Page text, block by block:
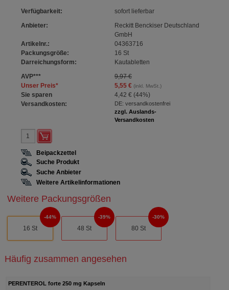
Verfügbarkeit:
sofort lieferbar
Anbieter:
Reckitt Benckiser Deutschland
GmbH
Artikelnr.:
04363716
Packungsgröße:
16 St
Darreichungsform:
Kautabletten
AVP***
9,97 €
Unser Preis* 5,55 €(inkl. MwSt.)
Sie sparen 4,42 € (44%)
Versandkosten:
DE: versandkostenfrei
zzgl. Auslands-
Versandkosten
Beipackzettel
Suche Produkt
Suche Anbieter
Weitere Artikelinformationen
Weitere Packungsgrößen
16 St
44%
48 St
39%
80 St
30%
Häufig zusammen angesehen
PERENTEROL forte 250 mg Kapseln